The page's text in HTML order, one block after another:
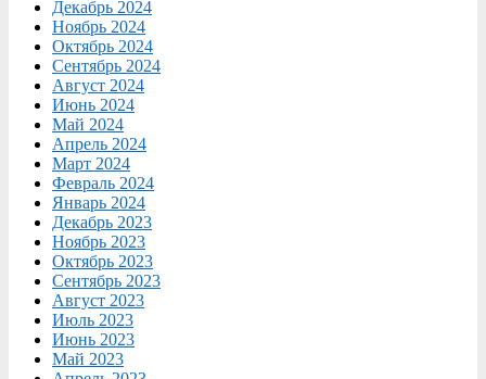
Декабрь 2024
Ноябрь 2024
Октябрь 2024
Сентябрь 2024
Август 2024
Июнь 2024
Май 2024
Апрель 2024
Март 2024
Февраль 2024
Январь 2024
Декабрь 2023
Ноябрь 2023
Октябрь 2023
Сентябрь 2023
Август 2023
Июль 2023
Июнь 2023
Май 2023